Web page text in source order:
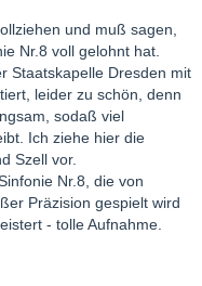
und muß sagen,
Nr.8 voll gelohnt hat.
Staatskapelle Dresden mit
leider zu schön, denn
sodaß viel
Ich ziehe hier die
Szell vor.
Nr.8, die von
Präzision gespielt wird
- tolle Aufnahme.